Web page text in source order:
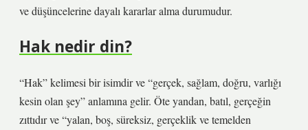
ve düşüncelerine dayalı kararlar alma durumudur.
Hak nedir din?
“Hak” kelimesi bir isimdir ve “gerçek, sağlam, doğru, varlığı
kesin olan şey” anlamına gelir. Öte yandan, batıl, gerçeğin
zıttıdır ve “yalan, boş, süreksiz, gerçeklik ve temelden